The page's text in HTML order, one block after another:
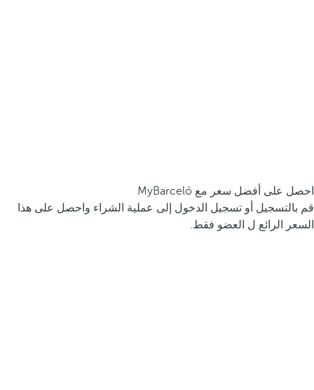
احصل على أفضل سعر مع MyBarceló
قم بالتسجيل أو تسجيل الدخول إلى عملية الشراء واحصل على هذا
السعر الرائع ل العضو فقط.